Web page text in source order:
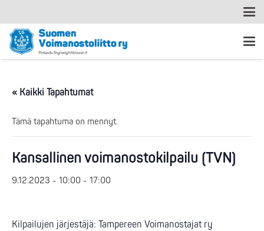
« Kaikki Tapahtumat
Tämä tapahtuma on mennyt.
Kansallinen voimanostokilpailu (TVN)
9.12.2023 - 10:00 - 17:00
Kilpailujen järjestäjä: Tampereen Voimanostajat ry